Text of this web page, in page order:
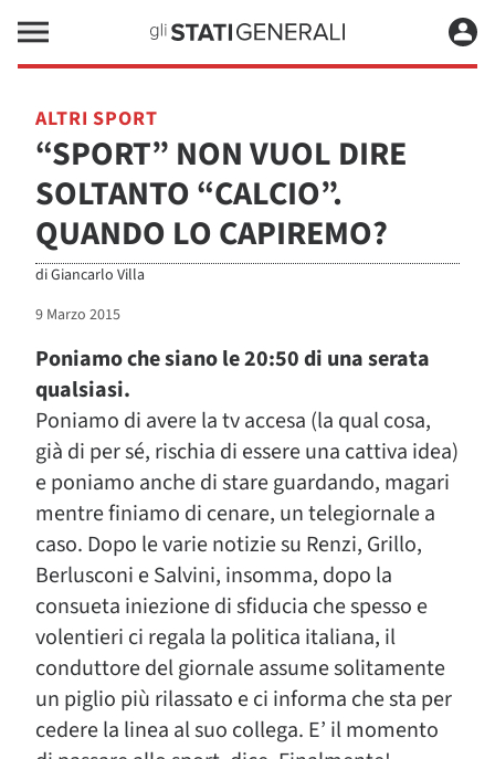
ALTRI SPORT
“SPORT” NON VUOL DIRE
SOLTANTO “CALCIO”.
QUANDO LO CAPIREMO?
diGiancarlo Villa
9 Marzo 2015
Poniamo che siano le 20:50 di una serata
qualsiasi.
Poniamo di avere la tv accesa (la qual cosa,
già di per sé, rischia di essere una cattiva idea)
e poniamo anche di stare guardando, magari
mentre finiamo di cenare, un telegiornale a
caso. Dopo le varie notizie su Renzi, Grillo,
Berlusconi e Salvini, insomma, dopo la
consueta iniezione di sfiducia che spesso e
volentieri ci regala la politica italiana, il
conduttore del giornale assume solitamente
un piglio più rilassato e ci informa che sta per
cedere la linea al suo collega. E’ il momento